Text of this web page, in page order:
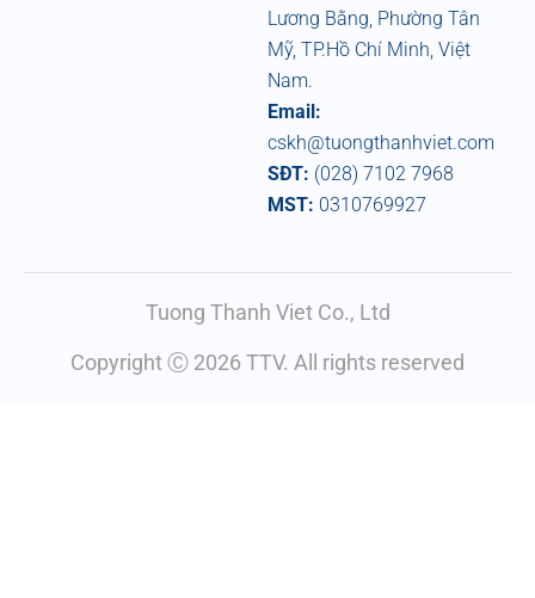
Lương Bằng, Phường Tân
Mỹ, TP.Hồ Chí Minh, Việt
Nam.
Email:
cskh@tuongthanhviet.com
SĐT: (028) 7102 7968
MST: 0310769927
Tuong Thanh Viet Co., Ltd
Copyright Ⓒ 2026 TTV. All rights reserved